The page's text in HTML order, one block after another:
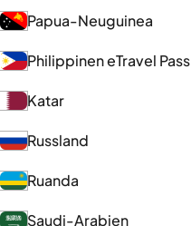
Papua-Neuguinea
Philippinen eTravel Pass
Katar
Russland
Ruanda
Saudi-Arabien